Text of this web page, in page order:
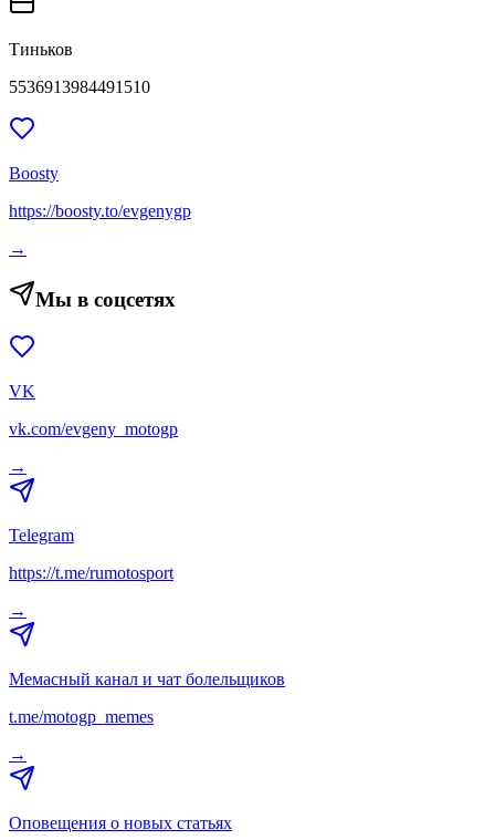
Тиньков
5536913984491510
Boosty
https://boosty.to/evgenygp
→
Мы в соцсетях
VK
vk.com/evgeny_motogp
→
Telegram
https://t.me/rumotosport
→
Мемасный канал и чат болельщиков
t.me/motogp_memes
→
Оповещения о новых статьях